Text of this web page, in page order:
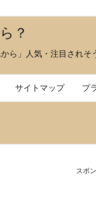
？
ら」人気・注目されそ
サイトマップ プ
スポ